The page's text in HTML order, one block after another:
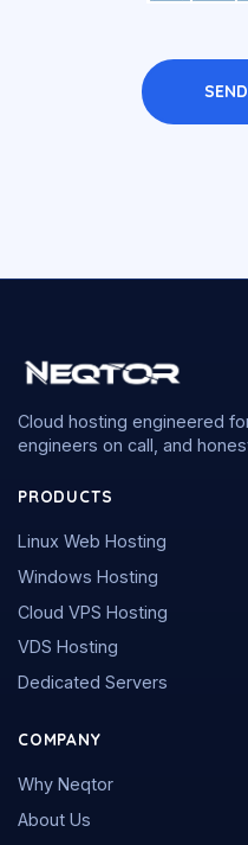
Cloud hosting engineered
engineers on call, and
PRODUCTS
Linux Web Hosting
Windows Hosting
Cloud VPS Hosting
VDS Hosting
Dedicated Servers
COMPANY
Why Neqtor
About Us